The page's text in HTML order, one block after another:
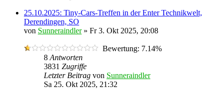
25.10.2025: Tiny-Cars-Treffen in der Enter Technikwelt,
Derendingen, SO
von Sunneraindler» Fr 3. Okt 2025, 20:08
Bewertung: 7.14%
8 Antworten
3831 Zugriffe
Letzter Beitrag von Sunneraindler
Sa 25. Okt 2025, 21:32